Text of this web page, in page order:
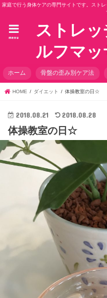
家庭で行う身体ケアの専門サイトです。スト
ストレ
ルフマ
menu
ホーム 骨盤の歪み別ケア法
HOME ダイエット 体操教室の日☆
2018.08.21 2018.08.28
体操教室の日☆